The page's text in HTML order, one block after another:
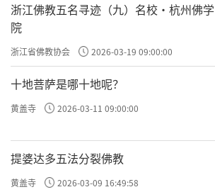
浙江佛教五名寻迹（九）名校·杭州佛学
院
浙江省佛教协会 2026-03-19 09:00:00
十地菩萨是哪十地呢？
黄盖寺 2026-03-11 09:00:00
提婆达多五法分裂佛教
黄盖寺 2026-03-09 16:49:58